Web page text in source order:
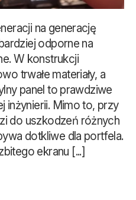
na generację
odporne na
W konstrukcji
trwałe materiały, a
panel to prawdziwe
inżynierii. Mimo to, przy
do uszkodzeń różnych
dotkliwe dla portfela.
ekranu [...]